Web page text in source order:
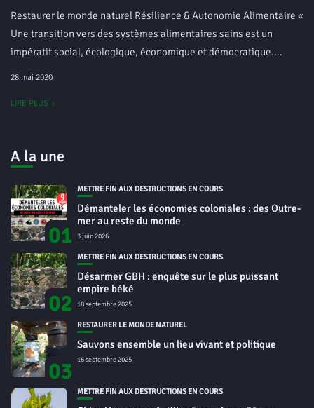
Restaurer le monde naturel Résilience & Autonomie Alimentaire «
Une transition vers des systèmes alimentaires sains est un
impératif social, écologique, économique et démocratique....
28 mai 2020
LIRE PLUS
A la une
01
METTRE FIN AUX DESTRUCTIONS EN COURS
Démanteler les économies coloniales : des Outre-
mer au reste du monde
3 juin 2026
02
METTRE FIN AUX DESTRUCTIONS EN COURS
Désarmer GBH : enquête sur le plus puissant
empire béké
18 septembre 2025
03
RESTAURER LE MONDE NATUREL
Sauvons ensemble un lieu vivant et politique
16 septembre 2025
METTRE FIN AUX DESTRUCTIONS EN COURS